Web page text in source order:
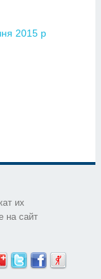
2015 р
их
на сайт